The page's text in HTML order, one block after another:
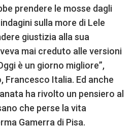
prendere le mosse dagli
sulla more di Lele
giustizia alla sua
mai creduto alle versioni
è un giorno migliore”,
Francesco Italia. Ed anche
ha rivolto un pensiero al
che perse la vita
Gamerra di Pisa.